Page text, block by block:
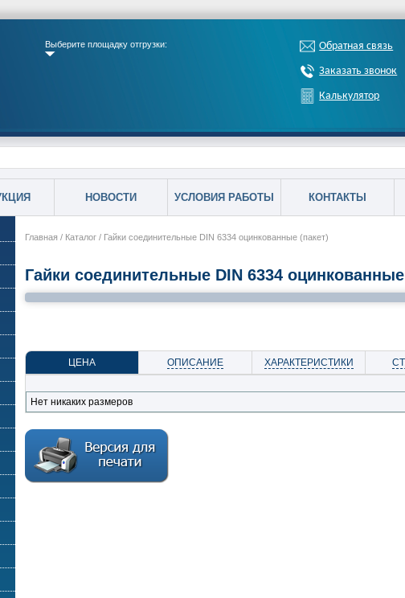
Выберите площадку отгрузки: Обратная связь
Заказать звонок
Калькулятор
НОВОСТИ УСЛОВИЯ РАБОТЫ КОНТАКТЫ
Главная / Каталог / Гайки соединительные DIN 6334 оцинкованные (пакет)
Гайки соединительные DIN 6334 оцинкованные
ЦЕНА ОПИСАНИЕ ХАРАКТЕРИСТИКИ
Нет никаких размеров